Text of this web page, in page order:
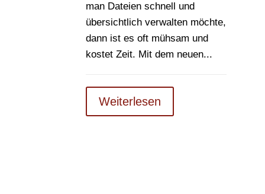
man Dateien schnell und
übersichtlich verwalten möchte,
dann ist es oft mühsam und
kostet Zeit. Mit dem neuen...
Weiterlesen